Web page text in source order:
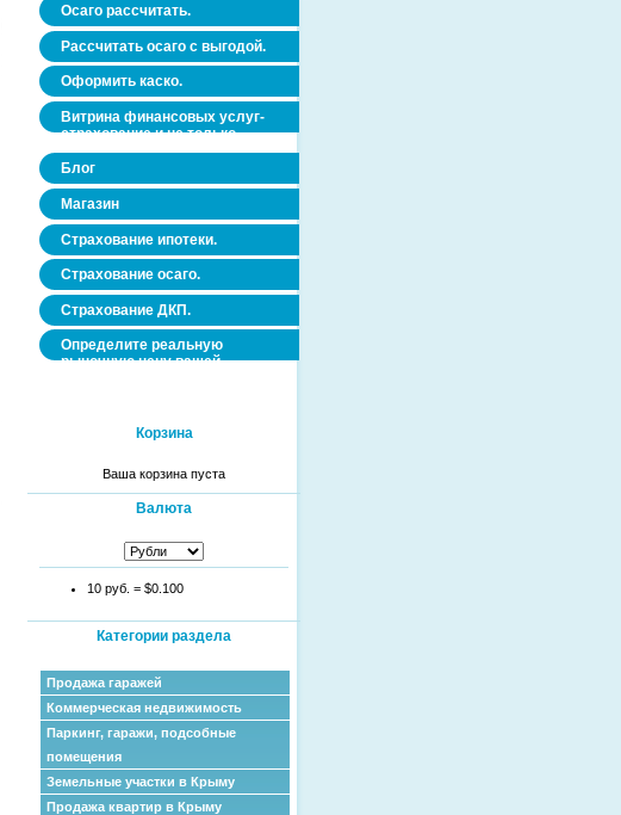
Осаго рассчитать.
Рассчитать осаго с выгодой.
Оформить каско.
Витрина финансовых услуг-
страхование и не только.
Блог
Магазин
Страхование ипотеки.
Страхование осаго.
Страхование ДКП.
Определите реальную
рыночную цену вашей
Корзина
Ваша корзина пуста
Валюта
10 руб. = $0.100
Категории раздела
Продажа гаражей
Коммерческая недвижимость
Паркинг, гаражи, подсобные
помещения
Земельные участки в Крыму
Продажа квартир в Крыму